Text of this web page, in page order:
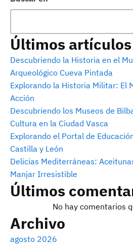
Últimos artículos
Descubriendo la Historia en el
Arqueológico Cueva Pintada
Explorando la Historia Militar: El
Acción
Descubriendo los Museos de
Cultura en la Ciudad Vasca
Explorando el Portal de
Castilla y León
Delicias Mediterráneas:
Manjar Irresistible
Últimos
No hay comentarios
Archivo
agosto 2026